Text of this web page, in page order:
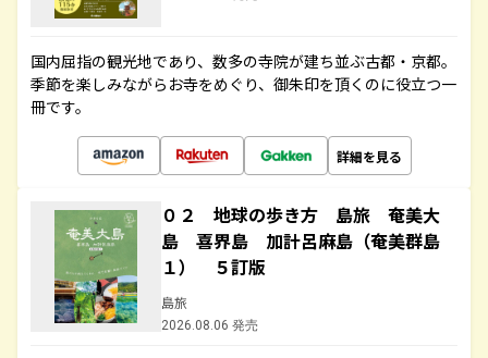
国内屈指の観光地であり、数多の寺院が建ち並ぶ古都・京都。
季節を楽しみながらお寺をめぐり、御朱印を頂くのに役立つ一
冊です。
詳細を見る
０２ 地球の歩き方 島旅 奄美大
島 喜界島 加計呂麻島（奄美群島
１） ５訂版
島旅
2026.08.06 発売